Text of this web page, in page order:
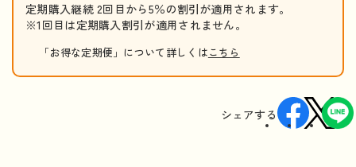
定期購入継続 2回目から5％の割引が適用されます。
※1回目は定期購入割引が適用されません。
「お得な定期便」について詳しくはこちら
シェアする